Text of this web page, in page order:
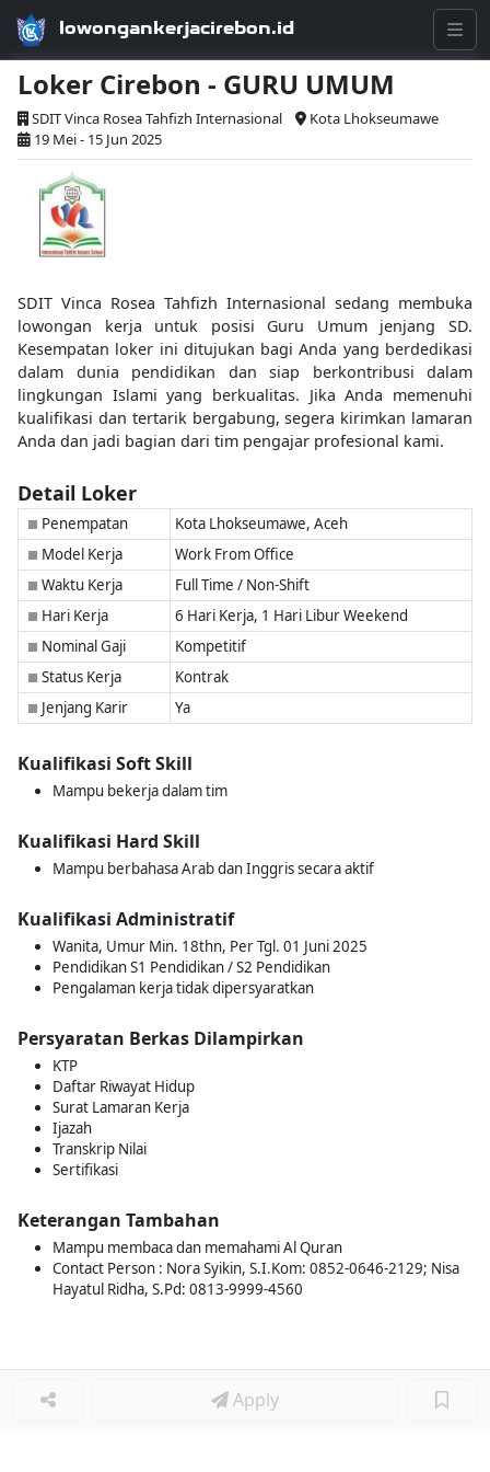
lowongankerjacirebon.id
Loker Cirebon - GURU UMUM
SDIT Vinca Rosea Tahfizh Internasional
Kota Lhokseumawe
19 Mei - 15 Jun 2025
SDIT Vinca Rosea Tahfizh Internasional sedang membuka
lowongan kerja untuk posisi Guru Umum jenjang SD.
Kesempatan loker ini ditujukan bagi Anda yang berdedikasi
dalam dunia pendidikan dan siap berkontribusi dalam
lingkungan Islami yang berkualitas. Jika Anda memenuhi
kualifikasi dan tertarik bergabung, segera kirimkan lamaran
Anda dan jadi bagian dari tim pengajar profesional kami.
Detail Loker
■ Penempatan Kota Lhokseumawe, Aceh
■ Model Kerja Work From Office
■ Waktu Kerja Full Time / Non-Shift
■ Hari Kerja 6 Hari Kerja, 1 Hari Libur Weekend
■ Nominal Gaji Kompetitif
■ Status Kerja Kontrak
■ Jenjang Karir Ya
Kualifikasi Soft Skill
Mampu bekerja dalam tim
Kualifikasi Hard Skill
Mampu berbahasa Arab dan Inggris secara aktif
Kualifikasi Administratif
Wanita, Umur Min. 18thn, Per Tgl. 01 Juni 2025
Pendidikan S1 Pendidikan / S2 Pendidikan
Pengalaman kerja tidak dipersyaratkan
Persyaratan Berkas Dilampirkan
KTP
Daftar Riwayat Hidup
Surat Lamaran Kerja
Ijazah
Transkrip Nilai
Sertifikasi
Keterangan Tambahan
Mampu membaca dan memahami Al Quran
Contact Person : Nora Syikin, S.I.Kom: 0852-0646-2129; Nisa
Hayatul Ridha, S.Pd: 0813-9999-4560
Apply